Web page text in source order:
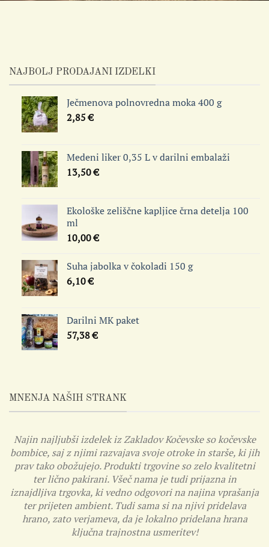
MNENJA NAŠIH STRANK
Najin najljubši izdelek iz Zakladov Kočevske so kočevske
bombice, saj z njimi razvajava svoje otroke in starše, ki jih
prav tako obožujejo. Produkti trgovine so zelo kvalitetni
ter lično pakirani. Všeč nama je tudi prijazna in
iznajdljiva trgovka, ki vedno odgovori na najina vprašanja
ter prijeten ambient. Tudi sama si na njivi pridelava
hrano, zato verjameva, da je lokalno pridelana hrana
ključna trajnostna usmeritev!
NAJBOLJ PRODAJANI IZDELKI
Ječmenova polnovredna moka 400 g
2,85€
Medeni liker 0,35 L v darilni embalaži
13,50€
Ekološke zeliščne kapljice črna detelja 100
ml
10,00€
Suha jabolka v čokoladi 150 g
6,10€
Darilni MK paket
57,38€